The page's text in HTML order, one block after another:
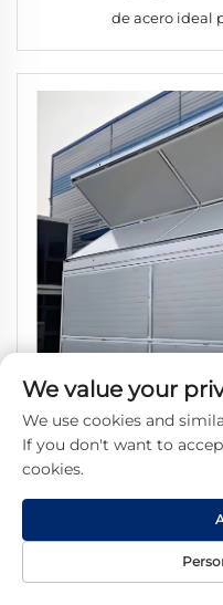
de acero ideal
Contenedor plegable de
casa, hotel y
We value your
We use cookies and
If you don't want to
cookies.